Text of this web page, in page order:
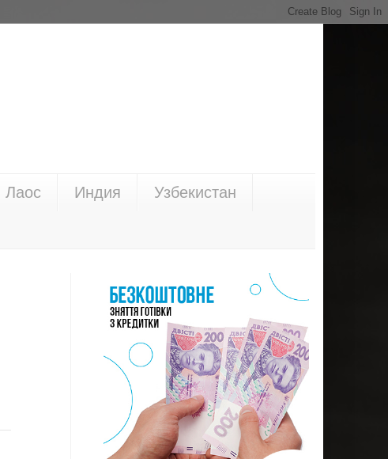
Лаос Индия Узбекистан